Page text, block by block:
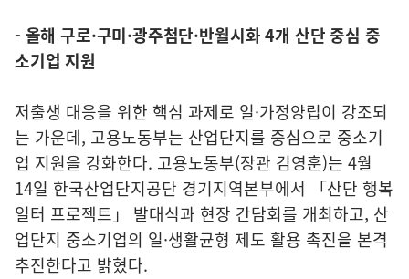
- 올해 구로·구미·광주첨단·반월시화 4개 산단 중심 중
소기업 지원
저출생 대응을 위한 핵심 과제로 일·가정양립이 강조되
는 가운데, 고용노동부는 산업단지를 중심으로 중소기
업 지원을 강화한다. 고용노동부(장관 김영훈)는 4월
14일 한국산업단지공단 경기지역본부에서 「산단 행복
일터 프로젝트」 발대식과 현장 간담회를 개최하고, 산
업단지 중소기업의 일·생활균형 제도 활용 촉진을 본격
추진한다고 밝혔다.